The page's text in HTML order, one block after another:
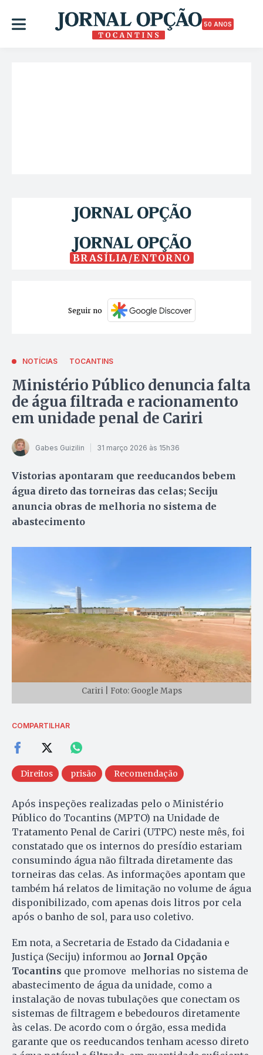
50 ANOS
BRASÍLIA/ENTORNO
Seguir no
NOTÍCIAS TOCANTINS
Ministério Público denuncia falta
de água filtrada e racionamento
em unidade penal de Cariri
Gabes Guizilin 31 março 2026 às 15h36
Vistorias apontaram que reeducandos bebem
água direto das torneiras das celas; Seciju
anuncia obras de melhoria no sistema de
abastecimento
Cariri | Foto: Google Maps
COMPARTILHAR
Direitos prisão Recomendação
Após inspeções realizadas pelo o Ministério
Público do Tocantins (MPTO) na Unidade de
Tratamento Penal de Cariri (UTPC) neste mês, foi
constatado que os internos do presídio estariam
consumindo água não filtrada diretamente das
torneiras das celas. As informações apontam que
também há relatos de limitação no volume de água
disponibilizado, com apenas dois litros por cela
após o banho de sol, para uso coletivo.
Em nota, a Secretaria de Estado da Cidadania e
Justiça (Seciju) informou ao Jornal Opção
Tocantins que promove melhorias no sistema de
abastecimento de água da unidade, como a
instalação de novas tubulações que conectam os
sistemas de filtragem e bebedouros diretamente
às celas. De acordo com o órgão, essa medida
garante que os reeducandos tenham acesso direto